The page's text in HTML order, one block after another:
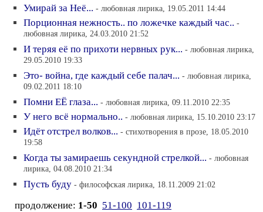
Умирай за Неё... - любовная лирика, 19.05.2011 14:44
Порционная нежность.. по ложечке каждый час.. -
любовная лирика, 24.03.2010 21:52
И теряя её по прихоти нервных рук... - любовная лирика,
29.05.2010 19:33
Это- война, где каждый себе палач... - любовная лирика,
09.02.2011 18:10
Помни ЕЁ глаза... - любовная лирика, 09.11.2010 22:35
У него всё нормально.. - любовная лирика, 15.10.2010 23:17
Идёт отстрел волков... - cтихотворения в прозе, 18.05.2010
19:58
Когда ты замираешь секундной стрелкой... - любовная
лирика, 04.08.2010 21:34
Пусть буду - философская лирика, 18.11.2009 21:02
продолжение: 1-50 51-100 101-119